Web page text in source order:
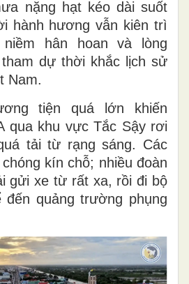
nặng hạt kéo dài suốt
hành hương vẫn kiên trì
hân hoan và lòng
dự thời khắc lịch sử
Nam.
tiện quá lớn khiến
qua khu vực Tắc Sậy rơi
tải từ rạng sáng. Các
kín chỗ; nhiều đoàn
gửi xe từ rất xa, rồi đi bộ
đến quảng trường phụng